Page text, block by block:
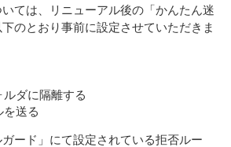
ては、リニューアル後の「かんたん迷
のとおり事前に設定させていただきま
ダに隔離する
を送る
ード」にて設定されている拒否ルー